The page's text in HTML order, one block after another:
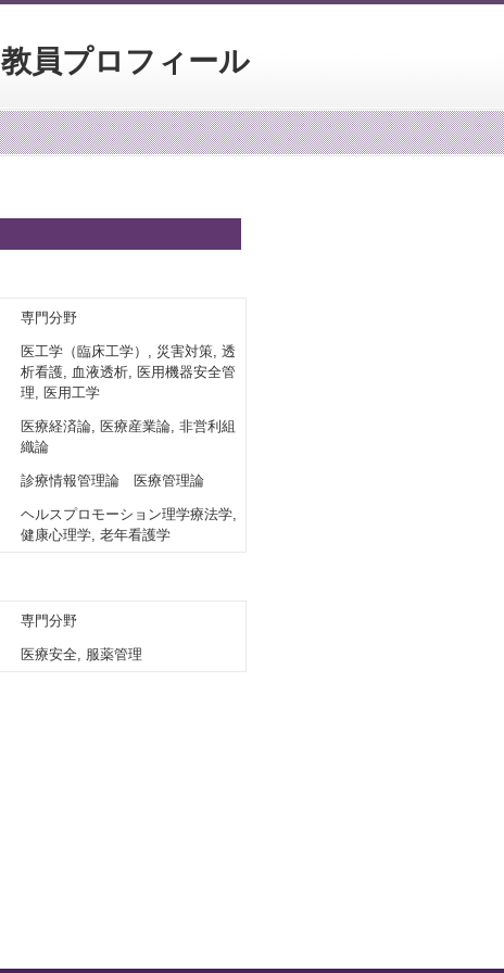
教員プロフィール
専門分野
医工学（臨床工学）, 災害対策, 透
析看護, 血液透析, 医用機器安全管
理, 医用工学
医療経済論, 医療産業論, 非営利組
織論
診療情報管理論 医療管理論
ヘルスプロモーション理学療法学,
健康心理学, 老年看護学
専門分野
医療安全, 服薬管理